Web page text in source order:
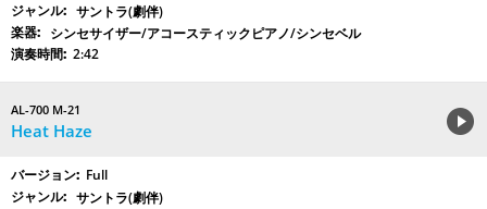
サントラ(劇伴)
シンセサイザー/アコースティックピアノ/シンセベル
2:42
AL-700 M-21
Heat Haze
Full
サントラ(劇伴)